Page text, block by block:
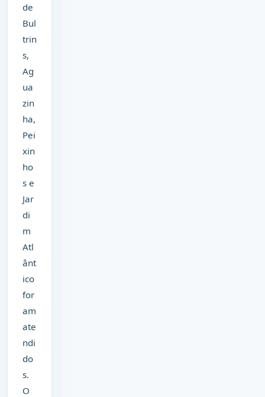
de
Bul
trin
s,
Ag
ua
zin
ha,
Pei
xin
ho
s e
Jar
di
m
Atl
ânt
ico
for
am
ate
ndi
do
s.
O